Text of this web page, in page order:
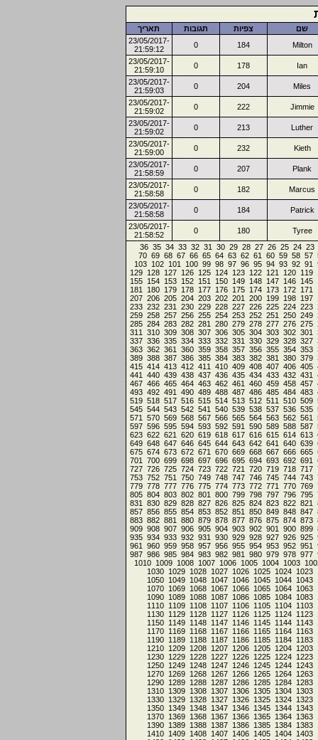
שם צפיות תגובות
תאריך
Milton
184
0
23/05/2017-
21:59:12
Ian
178
0
23/05/2017-
21:59:10
Miles
204
0
23/05/2017-
21:59:03
Jimmie
222
0
23/05/2017-
21:59:02
Luther
213
0
23/05/2017-
21:59:02
Kieth
232
0
23/05/2017-
21:59:00
Plank
207
0
23/05/2017-
21:58:59
Marcus
182
0
23/05/2017-
21:58:58
Patrick
184
0
23/05/2017-
21:58:58
Tyree
180
0
23/05/2017-
21:58:52
23
24
25
26
27
28
29
30
31
32
33
34
35
36
57
58
59
60
61
62
63
64
65
66
67
68
69
70
91
92
93
94
95
96
97
98
99
100
101
102
103
119
120
121
122
123
124
125
126
127
128
129
145
146
147
148
149
150
151
152
153
154
155
171
172
173
174
175
176
177
178
179
180
181
197
198
199
200
201
202
203
204
205
206
207
223
224
225
226
227
228
229
230
231
232
233
249
250
251
252
253
254
255
256
257
258
259
275
276
277
278
279
280
281
282
283
284
285
301
302
303
304
305
306
307
308
309
310
311
327
328
329
330
331
332
333
334
335
336
337
353
354
355
356
357
358
359
360
361
362
363
379
380
381
382
383
384
385
386
387
388
389
405
406
407
408
409
410
411
412
413
414
415
431
432
433
434
435
436
437
438
439
440
441
457
458
459
460
461
462
463
464
465
466
467
483
484
485
486
487
488
489
490
491
492
493
509
510
511
512
513
514
515
516
517
518
519
535
536
537
538
539
540
541
542
543
544
545
561
562
563
564
565
566
567
568
569
570
571
587
588
589
590
591
592
593
594
595
596
597
613
614
615
616
617
618
619
620
621
622
623
639
640
641
642
643
644
645
646
647
648
649
665
666
667
668
669
670
671
672
673
674
675
691
692
693
694
695
696
697
698
699
700
701
717
718
719
720
721
722
723
724
725
726
727
743
744
745
746
747
748
749
750
751
752
753
769
770
771
772
773
774
775
776
777
778
779
795
796
797
798
799
800
801
802
803
804
805
821
822
823
824
825
826
827
828
829
830
831
847
848
849
850
851
852
853
854
855
856
857
873
874
875
876
877
878
879
880
881
882
883
899
900
901
902
903
904
905
906
907
908
909
925
926
927
928
929
930
931
932
933
934
935
951
952
953
954
955
956
957
958
959
960
961
977
978
979
980
981
982
983
984
985
986
987
1003
1004
1005
1006
1007
1008
1009
1010
1023
1024
1025
1026
1027
1028
1029
1030
1043
1044
1045
1046
1047
1048
1049
1050
1063
1064
1065
1066
1067
1068
1069
1070
1083
1084
1085
1086
1087
1088
1089
1090
1103
1104
1105
1106
1107
1108
1109
1110
1123
1124
1125
1126
1127
1128
1129
1130
1143
1144
1145
1146
1147
1148
1149
1150
1163
1164
1165
1166
1167
1168
1169
1170
1183
1184
1185
1186
1187
1188
1189
1190
1203
1204
1205
1206
1207
1208
1209
1210
1223
1224
1225
1226
1227
1228
1229
1230
1243
1244
1245
1246
1247
1248
1249
1250
1263
1264
1265
1266
1267
1268
1269
1270
1283
1284
1285
1286
1287
1288
1289
1290
1303
1304
1305
1306
1307
1308
1309
1310
1323
1324
1325
1326
1327
1328
1329
1330
1343
1344
1345
1346
1347
1348
1349
1350
1363
1364
1365
1366
1367
1368
1369
1370
1383
1384
1385
1386
1387
1388
1389
1390
1403
1404
1405
1406
1407
1408
1409
1410